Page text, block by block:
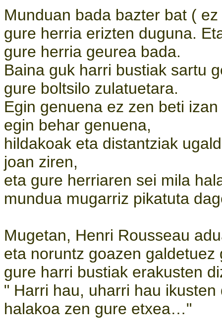
Munduan bada bazter bat (
gure herria erizten duguna.
gure herria geurea bada.
Baina guk harri bustiak sartu
gure boltsilo zulatuetara.
Egin genuena ez zen beti izan
egin behar genuena,
hildakoak eta distantziak
joan ziren,
eta gure herriaren sei mila
mundua mugarriz pikatuta
Mugetan, Henri Rousseau
eta noruntz goazen galdetuez
gure harri bustiak erakusten
" Harri hau, uharri hau ikusten
halakoa zen gure etxea…"